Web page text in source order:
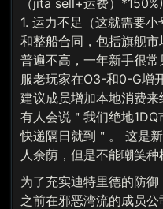
（jita sell+运费）
1. 运力不足（这就需要
和整船合同，包括旗舰
普遍不高，一年新手很
服老玩家在O3-和0-G增
建议成员增加本地消费来
有人会说＂我们绝地
快递隔日就到＂。 这是
人余荫，但是不能嘲笑种
为了充实迪特里德的防
之前在邪恶湾流的成员